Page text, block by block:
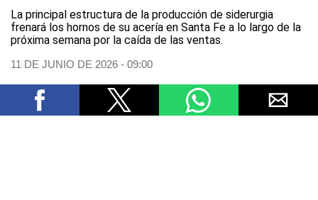
La principal estructura de la producción de siderurgia
frenará los hornos de su acería en Santa Fe a lo largo de la
próxima semana por la caída de las ventas.
11 DE JUNIO DE 2026 - 09:00